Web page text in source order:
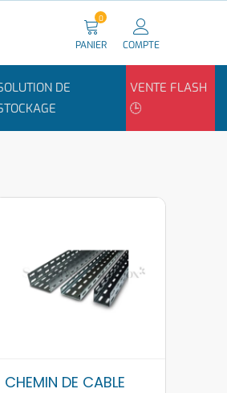
PANIER
0
COMPTE
DE
VENTE FLASH
🕒
CHEMIN DE CABLE